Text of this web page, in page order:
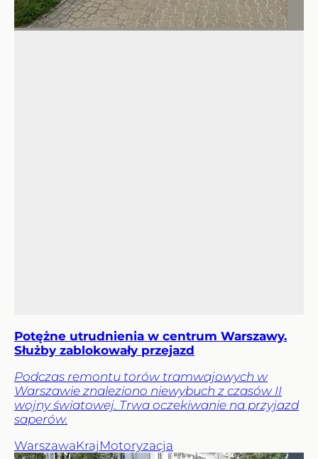
Potężne utrudnienia w centrum Warszawy.
Służby zablokowały przejazd
Podczas remontu torów tramwajowych w
Warszawie znaleziono niewybuch z czasów II
wojny światowej. Trwa oczekiwanie na przyjazd
saperów.
WarszawaKraj Motoryzacja